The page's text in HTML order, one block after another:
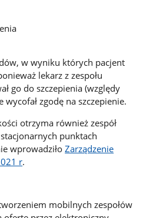
w wyniku których pacjent
lekarz z zespołu
go do szczepienia (względy
zgodę na szczepienie.
otrzyma również zespół
punktach
wprowadziłoZarządzenie
r.
mobilnych zespołów